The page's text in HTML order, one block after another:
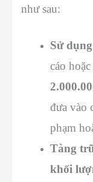
như sau:
Sử
cáo
đưa vào
phạm
Tàng
khối